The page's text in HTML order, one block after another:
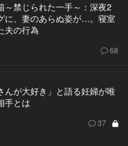
～禁じられた一手～：深夜2
に、妻のあらぬ姿が…。寝室
夫の行為
68
んが大好き」と語る妊婦が唯
手とは
37